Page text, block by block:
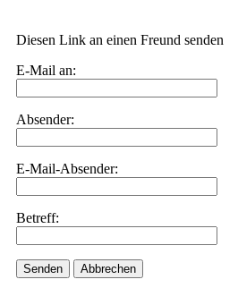
Diesen Link an einen Freund senden
E-Mail an:
Absender:
E-Mail-Absender:
Betreff:
Senden Abbrechen